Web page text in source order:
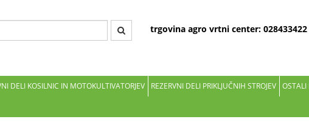
trgovina agro vrtni center: 028433422
DELI KOSILNIC IN MOTOKULTIVATORJEV REZERVNI DELI PRIKLJUČNIH STROJEV OSTALI